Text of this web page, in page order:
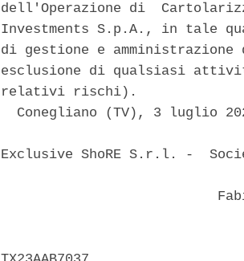
dell'Operazione di
Investments S.p.A., in tale
di gestione e
esclusione di qualsiasi
relativi rischi).
Conegliano (TV), 3 luglio
Exclusive ShoRE S.r.l. -